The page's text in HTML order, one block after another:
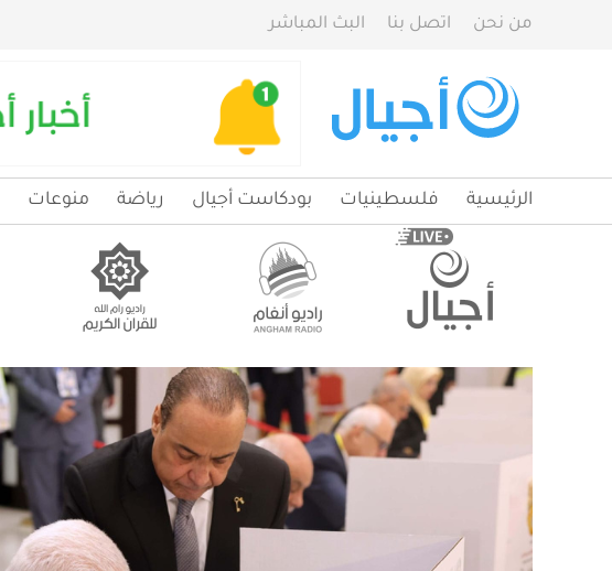
من نحن اتصل بنا البث المباشر
الرئيسية فلسطينيات بودكاست أجيال رياضة منوعات